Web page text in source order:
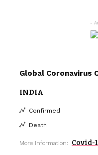
-
Global Coronavirus
INDIA
Confirmed
Death
More Information: Covid-